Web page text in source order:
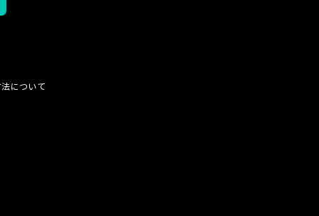
について